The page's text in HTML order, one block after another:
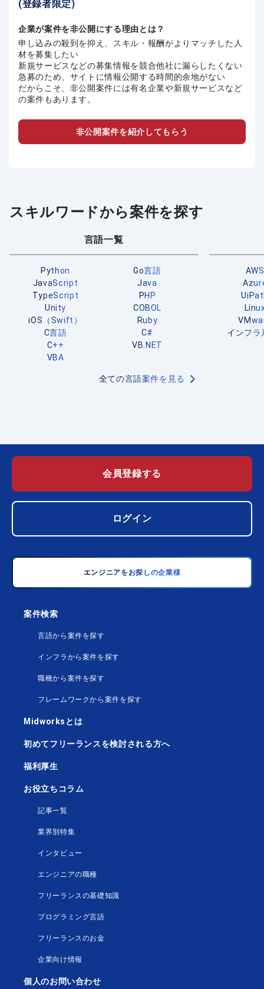
(登録者限定)
企業が案件を非公開にする理由とは？
申し込みの殺到を抑え、スキル・報酬がよりマッチした人
材を募集したい
新規サービスなどの募集情報を競合他社に漏らしたくない
急募のため、サイトに情報公開する時間的余地がない
だからこそ、非公開案件には有名企業や新規サービスなど
の案件もあります。
非公開案件を紹介してもらう
スキルワードから案件を探す
言語一覧
Python
Go言語
JavaScript
Java
TypeScript
PHP
Unity
COBOL
iOS（Swift）
Ruby
C言語
C#
C++
VB.NET
VBA
全ての言語案件を見る
AWS
インフラ
会員登録する
ログイン
エンジニアをお探しの企業様
案件検索
言語から案件を探す
インフラから案件を探す
職種から案件を探す
フレームワークから案件を探す
Midworksとは
初めてフリーランスを検討される方へ
福利厚生
お役立ちコラム
記事一覧
業界別特集
インタビュー
エンジニアの職種
フリーランスの基礎知識
プログラミング言語
フリーランスのお金
企業向け情報
個人のお問い合わせ